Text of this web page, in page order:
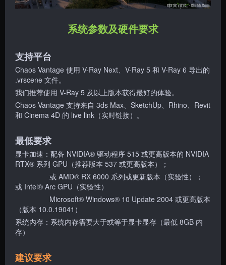
系统参数及硬件要求
支持平台
Chaos Vantage 使用 V-Ray Next、V-Ray 5 和 V-Ray 6 导出的
.vrscene 文件。
我们推荐使用 V-Ray 5 及以上版本获得最好的体验。
Chaos Vantage 支持来自 3ds Max、SketchUp、Rhino、Revit
和 Cinema 4D 的 live link（实时链接）。
最低要求
显卡加速：配备 NVIDIA® 驱动程序 515 或更高版本的 NVIDIA
RTX® 系列 GPU（推荐版本 537 或更高版本）；
或 AMD® RX 6000 系列或更新版本（实验性）；
或 Intel® Arc GPU（实验性）
Microsoft® Windows® 10 Update 2004 或更高版本
（版本 10.0.19041）
系统内存：系统内存需要大于或等于显卡显存（最低 8GB 内
存）
建议要求